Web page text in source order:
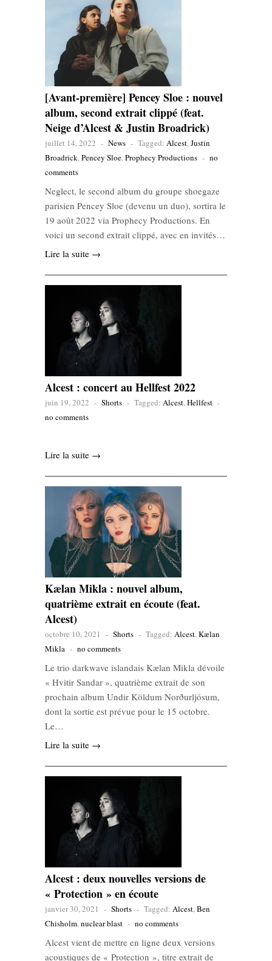
[Avant-première] Pencey Sloe : nouvel
album, second extrait clippé (feat.
Neige d’Alcest & Justin Broadrick)
juillet 14, 2022 - News - Tagged: Alcest,Justin
Broadrick,Pencey Sloe,Prophecy Productions - no
comments
Neglect, le second album du groupe shoegaze
parisien Pencey Sloe (devenu un duo), sortira le
19 août 2022 via Prophecy Productions. En
voici un second extrait clippé, avec en invités…
Lire la suite →
Alcest : concert au Hellfest 2022
juin 19, 2022 - Shorts - Tagged: Alcest,Hellfest -
no comments
Lire la suite →
Kælan Mikla : nouvel album,
quatrième extrait en écoute (feat.
Alcest)
octobre 10, 2021 - Shorts - Tagged: Alcest,Kælan
Mikla - no comments
Le trio darkwave islandais Kælan Mikla dévoile
« Hvitir Sandar », quatrième extrait de son
prochain album Undir Köldum Norðurljósum,
dont la sortie est prévue pour le 15 octobre.
Le…
Lire la suite →
Alcest : deux nouvelles versions de
« Protection » en écoute
janvier 30, 2021 - Shorts - Tagged: Alcest,Ben
Chisholm,nuclear blast - no comments
Alcest vient de mettre en ligne deux versions
acoustiques de « Protection », titre extrait de